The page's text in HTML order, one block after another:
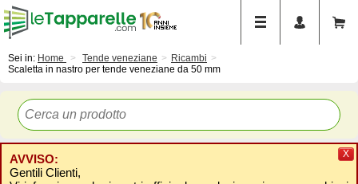
Sei in: Home Tende veneziane
Ricambi
Scaletta in nastro per tende veneziane da 50 mm
AVVISO:
Gentili Clienti,
X